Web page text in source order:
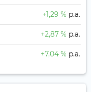
+1,29 % p.a.
+2,87 % p.a.
+7,04 % p.a.